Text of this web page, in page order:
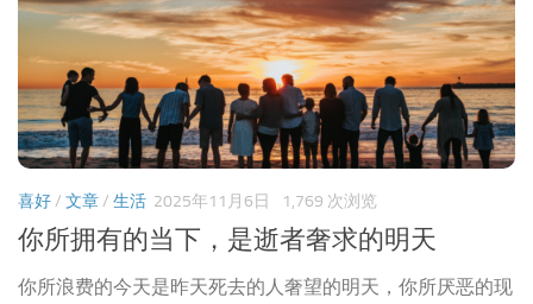
喜好/ 文章/ 生活 2025年11月6日 1,769 次浏览
你所拥有的当下，是逝者奢求的明天
你所浪费的今天是昨天死去的人奢望的明天，你所厌恶的现